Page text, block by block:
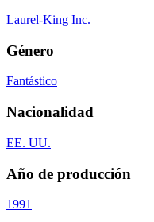
Laurel-King Inc.
Género
Fantástico
Nacionalidad
EE. UU.
Año de producción
1991